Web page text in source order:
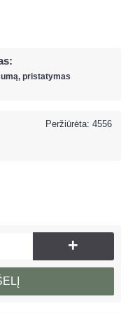
pristatymas
Peržiūrėta: 4556
+